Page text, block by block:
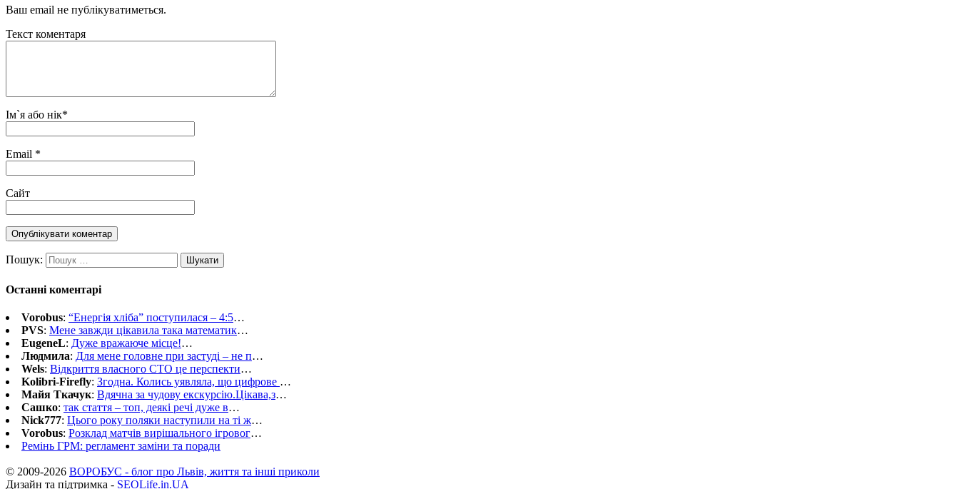
Ваш email не публікуватиметься.
Текст коментаря
Ім`я або нік*
Email *
Сайт
Пошук:
Останні коментарі
Vorobus: “Енергія хліба” поступилася – 4:5…
PVS: Мене завжди цікавила така математик…
EugeneL: Дуже вражаюче місце!…
Людмила: Для мене головне при застуді – не п…
Wels: Відкриття власного СТО це перспекти…
Kolibri-Firefly: Згодна. Колись уявляла, що цифрове …
Майя Ткачук: Вдячна за чудову екскурсію.Цікава,з…
Сашко: так стаття – топ, деякі речі дуже в…
Nick777: Цього року поляки наступили на ті ж…
Vorobus: Розклад матчів вирішального ігровог…
Ремінь ГРМ: регламент заміни та поради
© 2009-2026 ВОРОБУС - блог про Львів, життя та інші приколи
Дизайн та підтримка - SEOLife.in.UA